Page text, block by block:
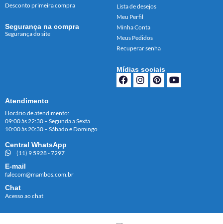
Desconto primeira compra
Segurança na compra
Segurança do site
Lista de desejos
Meu Perfil
Minha Conta
Meus Pedidos
Recuperar senha
Mídias sociais
Atendimento
Horário de atendimento:
09:00 às 22:30 – Segunda a Sexta
10:00 às 20:30 – Sábado e Domingo
Central WhatsApp
(11) 9 5928 - 7297
E-mail
falecom@mambos.com.br
Chat
Acesso ao chat